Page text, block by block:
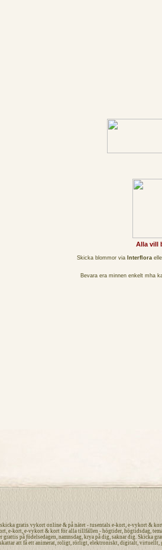
Alla vill
Skicka blommor via Interflora
Bevara era minnen enkelt mha
skicka gratis vykort online& på nätet- tusentals e-kort, e-vykort&
, e-kort, e-vykort & kortför alla tillfällen - högtider, högtidsdag,
grattispå födelsedagen, namnsdag, krya på dig, saknar dig. Skicka
att få ettanimerat, roligt, rörligt, elektroniskt, digitalt, virtuellt,